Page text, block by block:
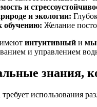
и
и экологии:
обучению: Желание
имеют интуитивный и
и управлением
знания,
требует использования